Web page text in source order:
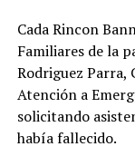
Cada Rincon
Familiares de la
Rodriguez Parra,
Atención a
solicitando
había fallecido.